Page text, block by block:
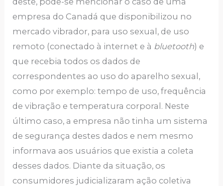
empresa do Canadá que disponibilizou no
mercado vibrador, para uso sexual, de uso
remoto (conectado à internet e à bluetooth) e
que recebia todos os dados de
correspondentes ao uso do aparelho sexual,
como por exemplo: tempo de uso, frequência
de vibração e temperatura corporal. Neste
último caso, a empresa não tinha um sistema
de segurança destes dados e nem mesmo
informava aos usuários que existia a coleta
desses dados. Diante da situação, os
consumidores judicializaram ação coletiva